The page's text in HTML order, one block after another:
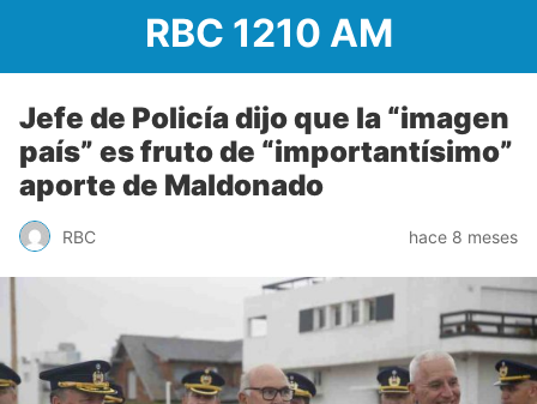
RBC 1210 AM
Jefe de Policía dijo que la “imagen
país” es fruto de “importantísimo”
aporte de Maldonado
RBC hace 8 meses